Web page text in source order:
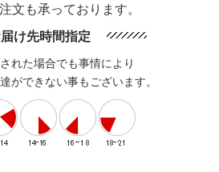
文も承っております。
け先時間指定
れた場合でも事情により
ができない事もございます。